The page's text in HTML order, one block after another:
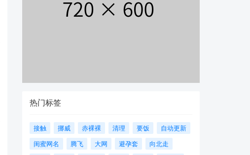
热门标签
接触 挪威 赤裸裸 清理 要饭
自动更新
闺蜜网名
腾飞 大网 避孕套
向北走